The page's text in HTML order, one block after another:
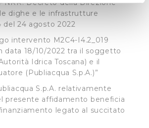
il tuo dispositivo, scansionandolo
ricerca di caratteristiche specifiche
vengono elaborati i tuoi dati personali
nella sezione dettagli
il tuo consenso in qualsiasi momento
sui cookie.
tecnici necessari per rendere
abilitandone funzionalità di base quali
Decreto della Direzione
dighe e le infrastrutture
del 24 agosto 2022
intervento M2C4-I4.2_019
data 18/10/2022 tra il soggetto
Idrica Toscana) e il
(Publiacqua S.p.A.)”
S.p.A. relativamente
presente affidamento beneficia
legato al succitato